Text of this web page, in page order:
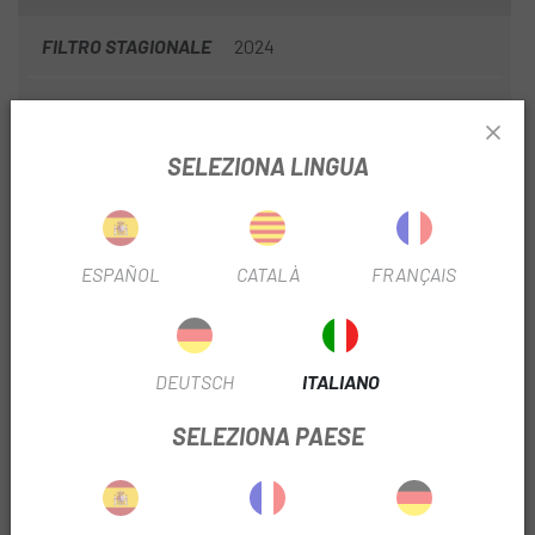
FILTRO STAGIONALE 2024
DIAMETRO DEL FILTRO 700
INFORMAZIONI SUL PRODOTTO
Dinamico: ritmo
Il composto Dynamic è stato sviluppato per migliorare la
resistenza alle forature mantenendo una presa affidabile e
una bassa resistenza al rotolamento grazie all'uso di silice
La carcassa bilanciata, resistente e leggera riduce il peso
SELEZIONA LINGUA
ESPAÑOL CATALÀ FRANÇAIS
DEUTSCH ITALIANO
SELEZIONA PAESE